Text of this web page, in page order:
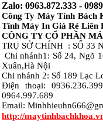
Zalo: 0963.872.333 -
Công Ty Máy Tính Bách
Tính Máy In Giá Rẻ Liên
CÔNG TY CỔ PHẦN
TRỤ SỞ CHÍNH : SỐ 33
Chi nhánh1: Số 24, Ngõ
Xuân,Hà Nội
Chi nhánh 2: Số 189 Lạc
Điện thoại:
0964.997.689
Email:
http://